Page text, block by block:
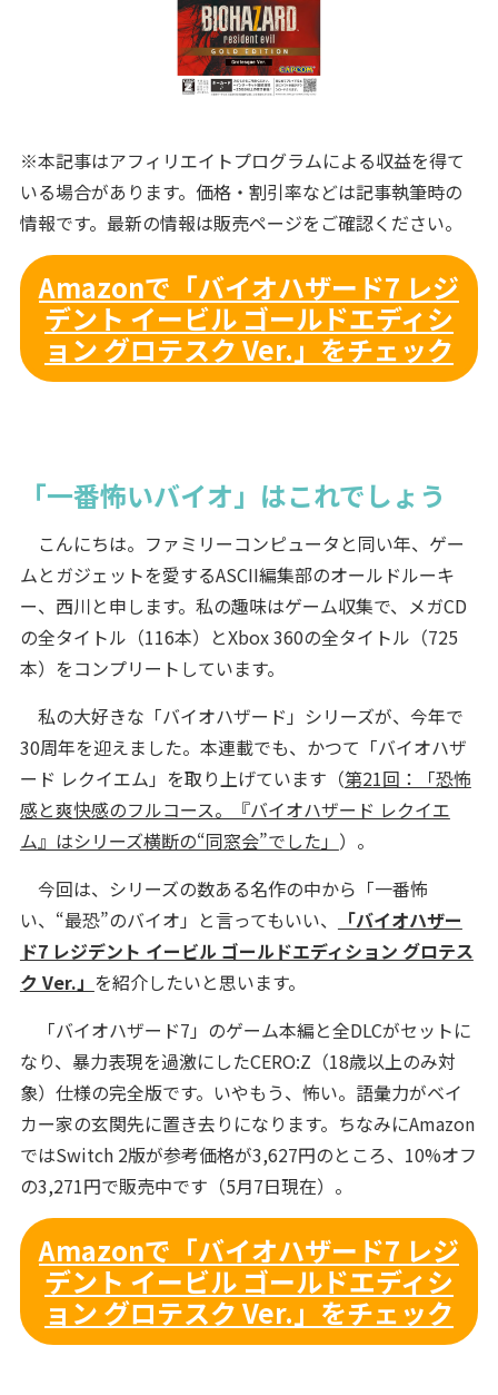
※本記事はアフィリエイトプログラムによる収益を得て
いる場合があります。価格・割引率などは記事執筆時の
情報です。最新の情報は販売ページをご確認ください。
Amazonで「バイオハザード7 レジ
デント イービル ゴールドエディシ
ョン グロテスク Ver.」をチェック
「一番怖いバイオ」はこれでしょう
こんにちは。ファミリーコンピュータと同い年、ゲー
ムとガジェットを愛するASCII編集部のオールドルーキ
ー、西川と申します。私の趣味はゲーム収集で、メガCD
の全タイトル（116本）とXbox 360の全タイトル（725
本）をコンプリートしています。
私の大好きな「バイオハザード」シリーズが、今年で
30周年を迎えました。本連載でも、かつて「バイオハザ
ード レクイエム」を取り上げています（第21回：「恐怖
感と爽快感のフルコース。『バイオハザード レクイエ
ム』はシリーズ横断の“同窓会”でした」 ）。
今回は、シリーズの数ある名作の中から「一番怖
い、“最恐”のバイオ」と言ってもいい、
「バイオハザー
ド7 レジデント イービル ゴールドエディション グロテス
ク Ver.」 を紹介したいと思います。
「バイオハザード7」のゲーム本編と全DLCがセットに
なり、暴力表現を過激にしたCERO:Z（18歳以上のみ対
象）仕様の完全版です。いやもう、怖い。語彙力がベイ
カー家の玄関先に置き去りになります。ちなみにAmazon
ではSwitch 2版が参考価格が3,627円のところ、10%オフ
の3,271円で販売中です（5月7日現在）。
Amazonで「バイオハザード7 レジ
デント イービル ゴールドエディシ
ョン グロテスク Ver.」をチェック